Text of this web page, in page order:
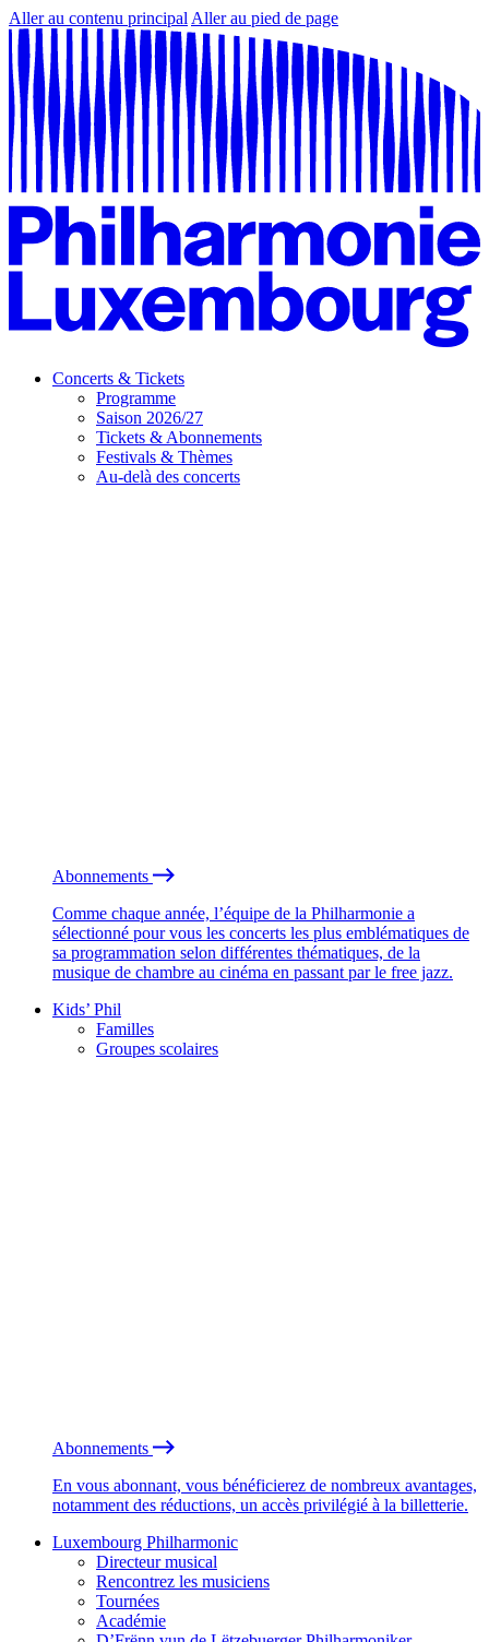
Aller au contenu principal Aller au pied de page
Concerts & Tickets
Programme
Saison 2026/27
Tickets & Abonnements
Festivals & Thèmes
Au-delà des concerts
Abonnements
Comme chaque année, l’équipe de la Philharmonie a
sélectionné pour vous les concerts les plus emblématiques de
sa programmation selon différentes thématiques, de la
musique de chambre au cinéma en passant par le free jazz.
Kids’ Phil
Familles
Groupes scolaires
Abonnements
En vous abonnant, vous bénéficierez de nombreux avantages,
notamment des réductions, un accès privilégié à la billetterie.
Luxembourg Philharmonic
Directeur musical
Rencontrez les musiciens
Tournées
Académie